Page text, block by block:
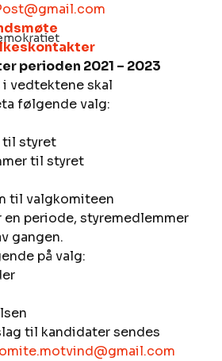
perioden 2021 – 2023
vedtektene skal
følgende valg:
til styret
til styret
til valgkomiteen
periode, styremedlemmer
gangen.
på valg:
til kandidater sendes